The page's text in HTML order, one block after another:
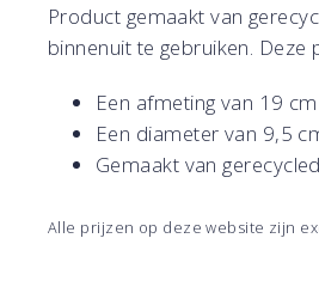
Product gemaakt van
binnenuit te gebruiken.
Een afmeting van 19
Een diameter van 9,5
Gemaakt van
Alle prijzen op deze website zijn